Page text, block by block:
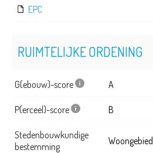
EPC
RUIMTELIJKE ORDENING
G(ebouw)-score A
P(erceel)-score B
Stedenbouwkundige
bestemming
Woongebied